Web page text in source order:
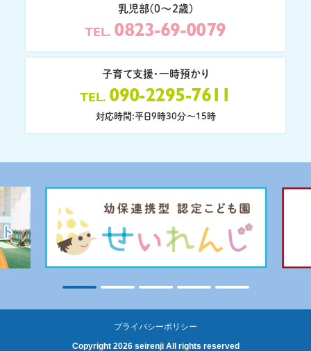
乳児部(0〜2歳)
TEL 0823-69-0079
子育て支援・一時預かり
TEL 090-2295-7611
対応時間:平日9時30分〜15時
プライバシーポリシー
Copyright 2026 seirenji All rights reserved